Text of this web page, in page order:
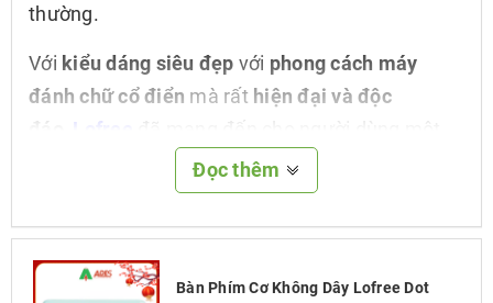
thường.
Với kiểu dáng siêu đẹp với phong cách máy
đánh chữ cổ điển mà rất hiện đại và độc
Lofree
đã mang đến cho người dùng một
năng lượng tích cựckhi sử dụng
hằng ngày hay dùng khi giải trílàm
quả khi làm việccũng nhưgóp phần nâng cao
kỹ năngcủa bản thân.
Đọc thêm
Bàn Phím Cơ Không Dây Lofree Dot